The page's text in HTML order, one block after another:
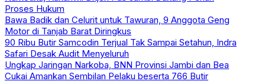
Proses Hukum
Bawa Badik dan Celurit untuk Tawuran, 9 Anggota Geng
Motor di Tanjab Barat Diringkus
90 Ribu Butir Samcodin Terjual Tak Sampai Setahun, Indra
Safari Desak Audit Menyeluruh
Ungkap Jaringan Narkoba, BNN Provinsi Jambi dan Bea
Cukai Amankan Sembilan Pelaku beserta 766 Butir